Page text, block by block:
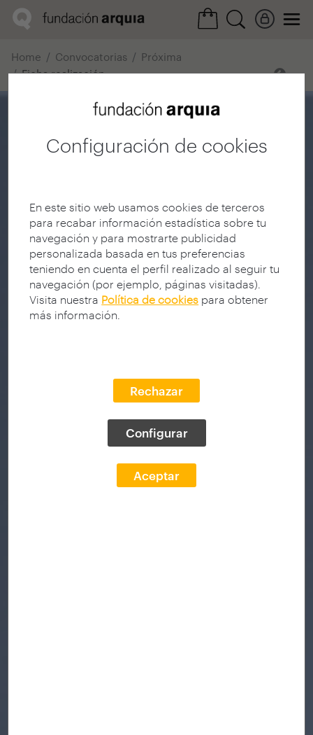
Configuración de cookies
En este sitio web usamos cookies de terceros
para recabar información estadística sobre tu
navegación y para mostrarte publicidad
personalizada basada en tus preferencias
teniendo en cuenta el perfil realizado al seguir tu
navegación (por ejemplo, páginas visitadas).
Visita nuestra Política de cookies para obtener
más información.
Rechazar
Configurar
Aceptar
Home Convocatorias
Próxima
Ficha realización